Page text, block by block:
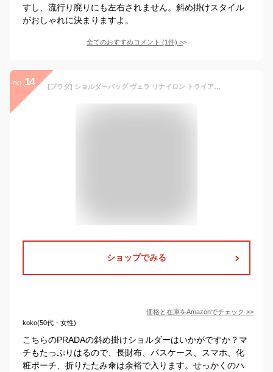
すし、流行り廃りにも左右されません。斜め掛けスタイル
がおしゃれに決まりますよ。
全てのおすすめコメント (1件) >
no. 14 [プラダ] ショルダーバッグ ヴェラ リナイロン トライアングルロゴ ブラック レディース 1BC421 RV44 B1O F0002 [並行輸入品]
ショップでみる
価格と在庫をAmazonでチェック >>
koko(50代・女性)
こちらのPRADAの斜め掛けショルダーはいかがですか？マ
チもたっぷりはるので、長財布、パスケース、スマホ、化
粧ポーチ、折りたたみ傘は余裕で入ります。せっかくのハ